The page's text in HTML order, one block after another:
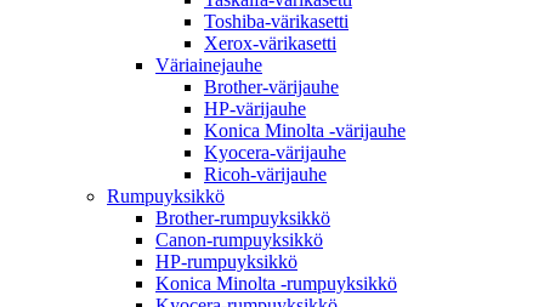
Toshiba-värikasetti
Xerox-värikasetti
Väriainejauhe
Brother-värijauhe
HP-värijauhe
Konica Minolta -värijauhe
Kyocera-värijauhe
Ricoh-värijauhe
Rumpuyksikkö
Brother-rumpuyksikkö
Canon-rumpuyksikkö
HP-rumpuyksikkö
Konica Minolta -rumpuyksikkö